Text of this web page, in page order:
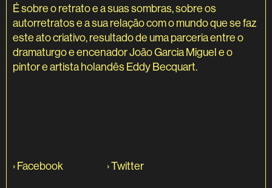
É sobre o retrato e a suas sombras, sobre os
autorretratos e a sua relação com o mundo que se faz
este ato criativo, resultado de uma parceria entre o
dramaturgo e encenador João Garcia Miguel e o
pintor e artista holandês Eddy Becquart.
›Facebook ›Twitter